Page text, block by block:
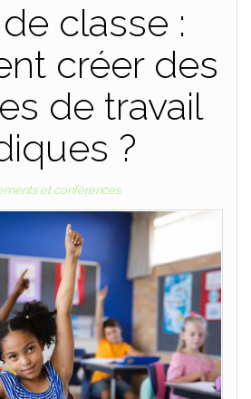
classe :
créer des
de travail
?
et conférences